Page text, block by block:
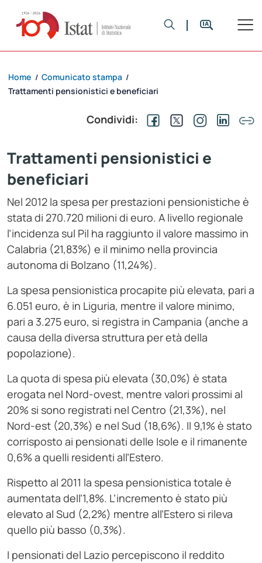
Home / Comunicato stampa /
Trattamenti pensionistici e beneficiari
Condividi:
Trattamenti pensionistici e
beneficiari
Nel 2012 la spesa per prestazioni pensionistiche è
stata di 270.720 milioni di euro. A livello regionale
l’incidenza sul Pil ha raggiunto il valore massimo in
Calabria (21,83%) e il minimo nella provincia
autonoma di Bolzano (11,24%).
La spesa pensionistica procapite più elevata, pari a
6.051 euro, è in Liguria, mentre il valore minimo,
pari a 3.275 euro, si registra in Campania (anche a
causa della diversa struttura per età della
popolazione).
La quota di spesa più elevata (30,0%) è stata
erogata nel Nord-ovest, mentre valori prossimi al
20% si sono registrati nel Centro (21,3%), nel
Nord-est (20,3%) e nel Sud (18,6%). Il 9,1% è stato
corrisposto ai pensionati delle Isole e il rimanente
0,6% a quelli residenti all’Estero.
Rispetto al 2011 la spesa pensionistica totale è
aumentata dell’1,8%. L’incremento è stato più
elevato al Sud (2,2%) mentre all’Estero si rileva
quello più basso (0,3%).
I pensionati del Lazio percepiscono il reddito